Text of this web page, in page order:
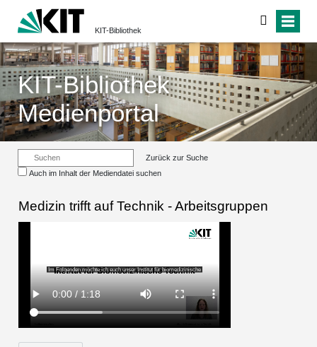
KIT-Bibliothek
KIT-Bibliothek
Medienportal
Zurück zur Suche
Auch im Inhalt der Mediendatei suchen
Medizin trifft auf Technik - Arbeitsgruppen